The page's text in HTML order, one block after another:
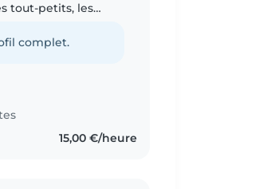
tout-petits, les
complet.
15,00 €/heure